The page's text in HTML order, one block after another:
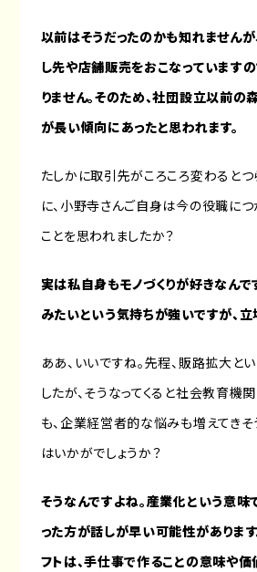
以前はそうだったのかも知れませんが
し先や店舗販売をおこなっています
りません。そのため、社団設立以前
が長い傾向にあったと思われます。
たしかに取引先がころころ変わるとつ
に、小野寺さんご自身は今の役職に
ことを思われましたか？
実は私自身もモノづくりが好きなんで
みたいという気持ちが強いですが、立
ああ、いいですね。先程、販路拡大と
したが、そうなってくると社会教育機
も、企業経営者的な悩みも増えてきそ
はいかがでしょうか？
そうなんですよね。産業化という意味
った方が話しが早い可能性があります
フトは、手仕事で作ることの意味や価